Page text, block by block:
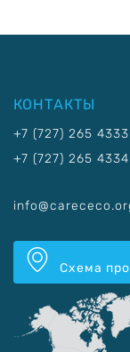
КОНТАКТЫ
+7 (727) 265 4333
+7 (727) 265 4334
Схема